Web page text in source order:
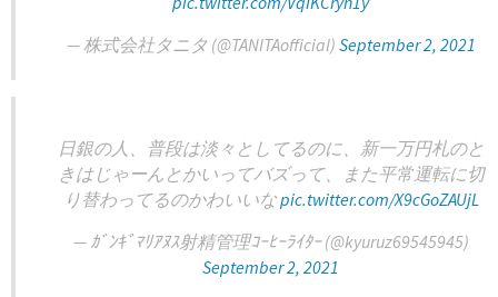
— 株式会社タニタ (@TANITAofficial) September 2, 2021
日銀の人、普段は淡々としてるのに、新一万円札のと
きはじゃーんとかいってバズって、また平常運転に切
り替わってるのかわいいなpic.twitter.com/X9cGoZAUjL
— ｶﾞﾝｷﾞﾏﾘｱﾇｽ射精管理ｺｰﾋｰﾗｲﾀｰ (@kyuruz69545945)
September 2, 2021